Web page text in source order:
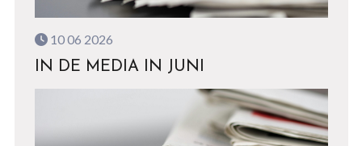
10 06 2026
IN DE MEDIA IN JUNI